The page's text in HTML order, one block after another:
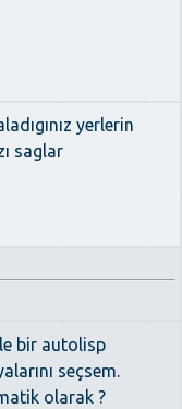
yerlerin
saglar
bir autolisp
seçsem.
olarak ?